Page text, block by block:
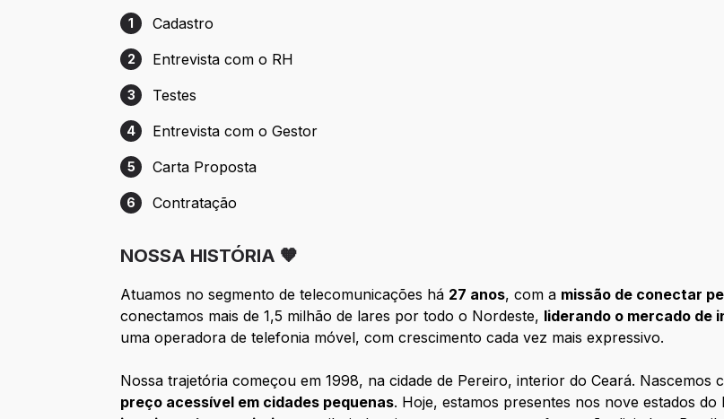
Etapa 1: Cadastro
1 Cadastro
Etapa 2: Entrevista com o RH
2 Entrevista com o RH
Etapa 3: Testes
3 Testes
Etapa 4: Entrevista com o Gestor
4 Entrevista com o Gestor
Etapa 5: Carta Proposta
5 Carta Proposta
Etapa 6: Contratação
6 Contratação
NOSSA HISTÓRIA 🧡
Atuamos no segmento de telecomunicações há 27 anos, com a missão de conectar
conectamos mais de 1,5 milhão de lares por todo o Nordeste, liderando o mercado de
uma operadora de telefonia móvel, com crescimento cada vez mais expressivo.
Nossa trajetória começou em 1998, na cidade de Pereiro, interior do Ceará. Nascemos
preço acessível em cidades pequenas. Hoje, estamos presentes nos nove estados do